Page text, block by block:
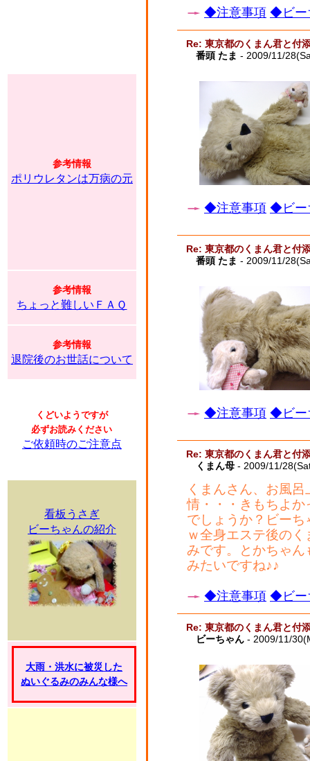
参考情報
ポリウレタンは万病の元
参考情報
ちょっと難しいＦＡＱ
参考情報
退院後のお世話について
くどいようですが
必ずお読みください
ご依頼時のご注意点
看板うさぎ
ビーちゃんの紹介
大雨・洪水に被災した
ぬいぐるみのみんな様へ
◆注意事項 ◆ビー
Re: 東京都のくまん君と付
番頭 たま - 2009/11/
◆注意事項 ◆ビー
Re: 東京都のくまん君と付
番頭 たま - 2009/11/
◆注意事項 ◆ビー
Re: 東京都のくまん君と付
くまん母 - 2009/11/
くまんさん、お風
情・・・きもちよ
でしょうか？ビー
ｗ全身エステ後の
みです。とかちゃ
みたいですね♪♪
◆注意事項 ◆ビー
Re: 東京都のくまん君と付
ビーちゃん - 2009/11/